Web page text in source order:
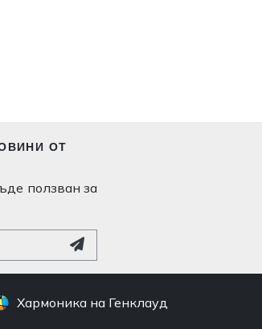
ОТ
ползван за
Хармоника на Генклауд